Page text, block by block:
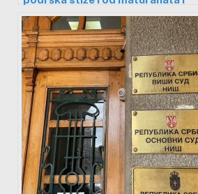
profesora svih 18 srednjih škola